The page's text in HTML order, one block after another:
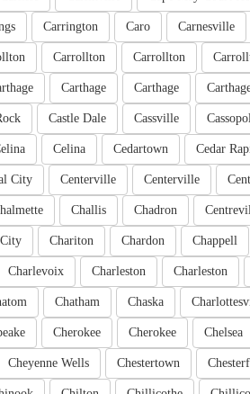
Carnesville
Caro
Carrington
Carrollton
Carrollton
Carthage
Carthage
Cassville
Castle Dale
Cedar
Cedartown
Celina
Centerville
Centerville
City
Chadron
Challis
Chappell
Chardon
Chariton
Charleston
Charleston
Charlevoix
Chaska
Chatham
Chelsea
Cherokee
Cherokee
Chestertown
Cheyenne Wells